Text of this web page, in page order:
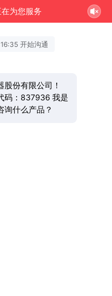
为您服务
开始沟通
份有限公司！
码：837936 我是
询什么产品？